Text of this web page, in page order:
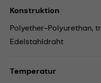
Konstruktion
Polyether-Polyurethan,
Edelstahldraht
Temperatur